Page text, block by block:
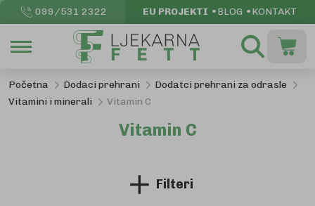
099/531 2322 EU PROJEKTI BLOG KONTAKT
Moja
Početna Dodaci prehrani
Dodatci prehrani za odrasle
Vitamini i minerali
Vitamin C
Vitamin C
Filteri